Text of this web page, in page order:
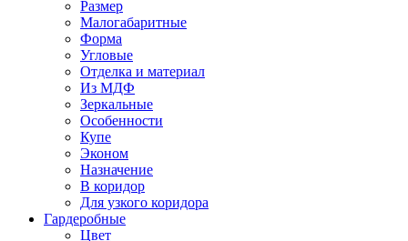
Размер
Малогабаритные
Форма
Угловые
Отделка и материал
Из МДФ
Зеркальные
Особенности
Купе
Эконом
Назначение
В коридор
Для узкого коридора
Гардеробные
Цвет